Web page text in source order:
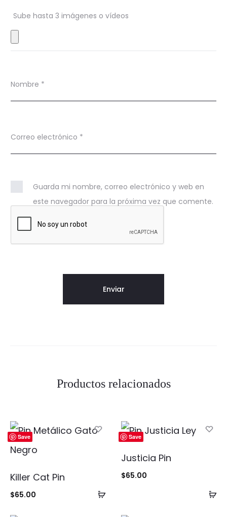
s
Sube hasta 3 imágenes o vídeos
Nombre *
Correo electrónico *
Guarda mi nombre, correo electrónico y web en
este navegador para la próxima vez que comente.
Productos relacionados
Save
Añadir
Killer Cat Pin
$65.00
Save
Justicia Pin
$65.00